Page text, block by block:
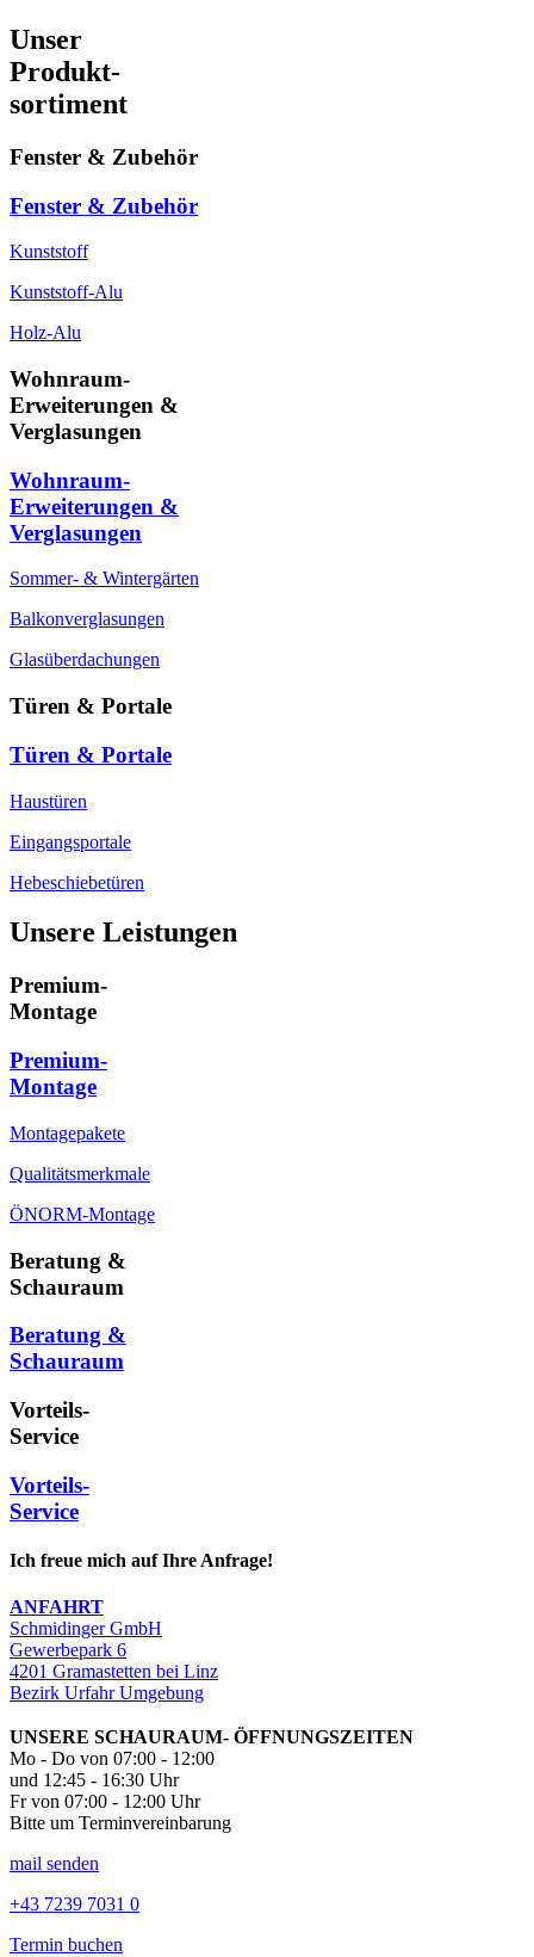
Unser
Produkt-
sortiment
Fenster & Zubehör
Fenster & Zubehör
Kunststoff
Kunststoff-Alu
Holz-Alu
Wohnraum-
Erweiterungen &
Verglasungen
Wohnraum-
Erweiterungen &
Verglasungen
Sommer- & Wintergärten
Balkonverglasungen
Glasüberdachungen
Türen & Portale
Türen & Portale
Haustüren
Eingangsportale
Hebeschiebetüren
Unsere Leistungen
Premium-
Montage
Premium-
Montage
Montagepakete
Qualitätsmerkmale
ÖNORM-Montage
Beratung &
Schauraum
Beratung &
Schauraum
Vorteils-
Service
Vorteils-
Service
Ich freue mich auf Ihre Anfrage!
ANFAHRT
Schmidinger GmbH
Gewerbepark 6
4201 Gramastetten bei Linz
Bezirk Urfahr Umgebung
UNSERE SCHAURAUM- ÖFFNUNGSZEITEN
Mo - Do von 07:00 - 12:00
und 12:45 - 16:30 Uhr
Fr von 07:00 - 12:00 Uhr
Bitte um Terminvereinbarung
mail senden
+43 7239 7031 0
Termin buchen